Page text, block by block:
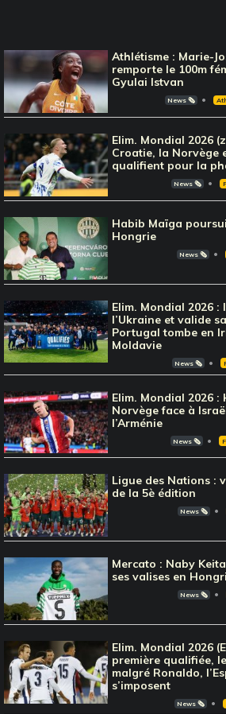
Athlétisme : Marie-
remporte le 100m
Gyulai Istvan
News 🗞️
Elim. Mondial 2026
Croatie, la Norvège
qualifient pour la
News 🗞️
Habib Maïga
Hongrie
News 🗞️
Elim. Mondial 2026 :
l’Ukraine et valide
Portugal tombe en
Moldavie
News 🗞️
Elim. Mondial 2026
Norvège face à
l’Arménie
News 🗞️
Ligue des Nations :
de la 5è édition
News 🗞️
Mercato : Naby
ses valises en
News 🗞️
Elim. Mondial 2026
première qualifiée,
malgré Ronaldo,
s’imposent
News 🗞️